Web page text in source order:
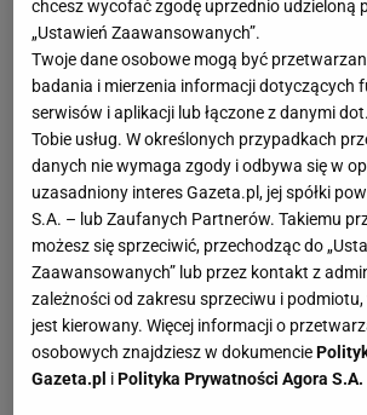
chcesz wycofać zgodę uprzednio udzieloną
„Ustawień Zaawansowanych”.
Twoje dane osobowe mogą być
badania i mierzenia informacji dotyczących
serwisów i aplikacji lub łączone z danymi
Tobie usług. W określonych przypadkach
danych nie wymaga zgody i odbywa się w
uzasadniony interes Gazeta.pl, jej spółki
S.A. – lub Zaufanych Partnerów. Takiemu
możesz się sprzeciwić, przechodząc do
Zaawansowanych” lub przez kontakt z
zależności od zakresu sprzeciwu i
jest kierowany. Więcej informacji o
osobowych znajdziesz w dokumencie
Gazeta.pl iPolityka Prywatności Agora S.A.